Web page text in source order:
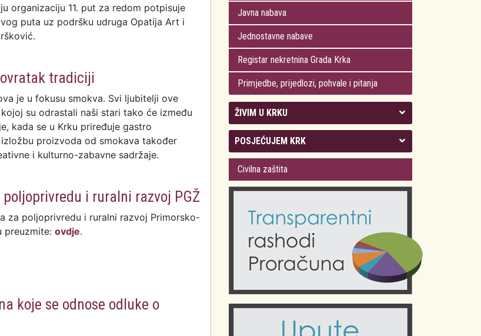
organizaciju 11. put za redom potpisuje
puta uz podršku udruga Opatija Art i
tradiciji
je u fokusu smokva. Svi ljubitelji ove
su odrastali naši stari tako će između
kada se u Krku priređuje gastro
proizvoda od smokava također
i kulturno-zabavne sadržaje.
i ruralni razvoj PGŽ
za poljoprivredu i ruralni razvoj Primorsko-
preuzmite: ovdje.
koje se odnose odluke o
Javna nabava
Jednostavne nabave
Registar nekretnina Grada Krka
Primjedbe, prijedlozi, pohvale i pitanja
ŽIVIM U KRKU
Kolegij gradonačelnika
Gradsko vijeće
Odluke Grada Krka (Službene novine PGŽ)
Obrazovanje
Komunalne usluge
Civilni sektor (arhiva udruga)
POSJEĆUJEM KRK
Plan Grada Krka
Krk 360° VR panorama
Krk uživo
Fotogalerije
Kalendar događanja
Turistička zajednica otoka Krka
Civilna zaštita